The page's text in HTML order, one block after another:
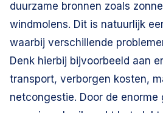
duurzame bronnen zoals
windmolens. Dit is natuurlijk
waarbij verschillende
Denk hierbij bijvoorbeeld aan
transport, verborgen kosten,
netcongestie. Door de enorme